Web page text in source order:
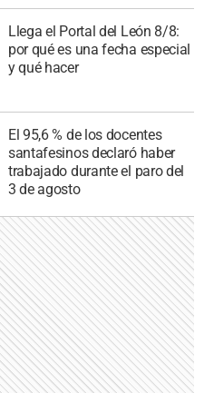
Llega el Portal del León 8/8:
por qué es una fecha especial
y qué hacer
El 95,6 % de los docentes
santafesinos declaró haber
trabajado durante el paro del
3 de agosto